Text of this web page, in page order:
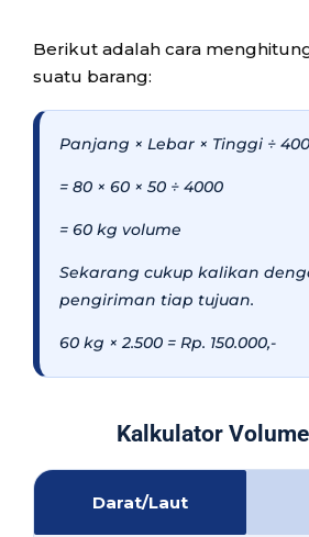
Berikut adalah cara
suatu barang:
Panjang × Lebar × Tinggi ÷
= 80 × 60 × 50 ÷ 4000
= 60 kg volume
Sekarang cukup kalikan
pengiriman tiap tujuan.
60 kg × 2.500 = Rp. 150.000,-
Kalkulator
Darat/Laut